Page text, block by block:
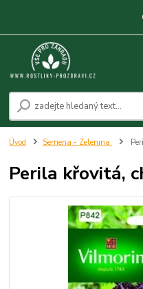
Úvod Semena - Zelenina
Perila křovitá,